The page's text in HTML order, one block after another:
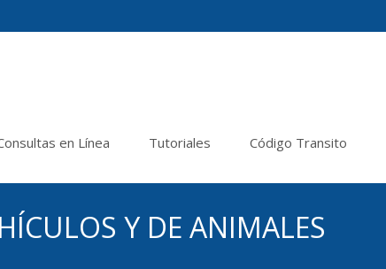
en Línea Tutoriales Código Transito
Y DE ANIMALES